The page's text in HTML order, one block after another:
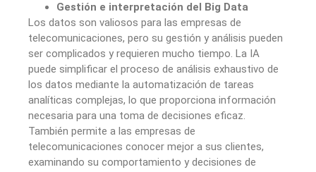
Gestión e interpretación del Big Data
Los datos son valiosos para las empresas de
telecomunicaciones, pero su gestión y análisis pueden
ser complicados y requieren mucho tiempo. La IA
puede simplificar el proceso de análisis exhaustivo de
los datos mediante la automatización de tareas
analíticas complejas, lo que proporciona información
necesaria para una toma de decisiones eficaz.
También permite a las empresas de
telecomunicaciones conocer mejor a sus clientes,
examinando su comportamiento y decisiones de